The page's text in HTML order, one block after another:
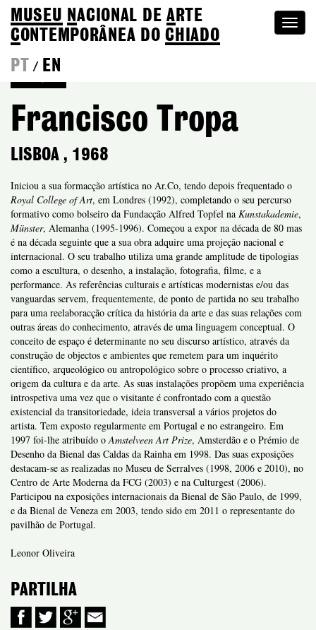
MUSEU NACIONAL DEA RTE
CONTEMPORÂNEA DOCHIADO
PT
/ EN
Francisco Tropa
LISBOA , 1968
Iniciou a sua formacção artística no Ar.Co, tendo depois frequentado o
Royal College of Art, em Londres (1992), completando o seu percurso
formativo como bolseiro da Fundacção Alfred Topfel na Kunstakademie,
Münster, Alemanha (1995-1996). Começou a expor na década de 80 mas
é na década seguinte que a sua obra adquire uma projeção nacional e
internacional. O seu trabalho utiliza uma grande amplitude de tipologias
como a escultura, o desenho, a instalação, fotografia, filme, e a
performance. As referências culturais e artísticas modernistas e/ou das
vanguardas servem, frequentemente, de ponto de partida no seu trabalho
para uma reelaboracção crítica da história da arte e das suas relações com
outras áreas do conhecimento, através de uma linguagem conceptual. O
conceito de espaço é determinante no seu discurso artístico, através da
construção de objectos e ambientes que remetem para um inquérito
científico, arqueológico ou antropológico sobre o processo criativo, a
origem da cultura e da arte. As suas instalações propõem uma experiência
introspetiva uma vez que o visitante é confrontado com a questão
existencial da transitoriedade, ideia transversal a vários projetos do
artista. Tem exposto regularmente em Portugal e no estrangeiro. Em
1997 foi-lhe atribuído oAmstelveen Art Prize, Amsterdão e o Prémio de
Desenho da Bienal das Caldas da Rainha em 1998. Das suas exposições
destacam-se as realizadas no Museu de Serralves (1998, 2006 e 2010), no
Centro de Arte Moderna da FCG (2003) e na Culturgest (2006).
Participou na exposições internacionais da Bienal de São Paulo, de 1999,
e da Bienal de Veneza em 2003, tendo sido em 2011 o representante do
pavilhão de Portugal.
Leonor Oliveira
PARTILHA